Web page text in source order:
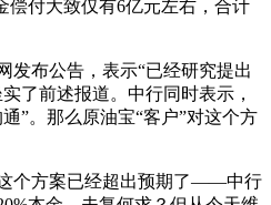
偿付大致仅有6亿元左右，合计
发布公告，表示“已经研究提出
了前述报道。中行同时表示，
”。那么原油宝“客户”对这个方
个方案已经超出预期了——中行